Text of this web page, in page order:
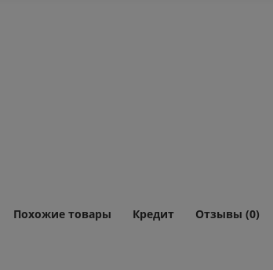
Похожие товары Кредит Отзывы (0)